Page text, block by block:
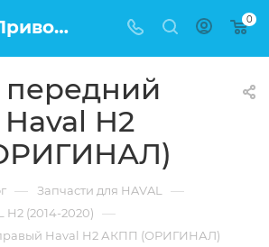
Купить Привод передний правый Haval H2 АКПП (ОРИГИНАЛ) в Москве по низкой цене 0
H2
— Запчасти для HAVAL —
H2 (2014-2020) —
Haval H2 АКПП (ОРИГИНАЛ)